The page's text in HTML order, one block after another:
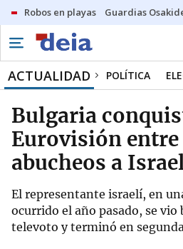
Robos en playas Guardias
ACTUALIDAD POLÍTICA
Bulgaria
Eurovisión
abucheos a
El representante israelí, en
ocurrido el año pasado, se
televoto y terminó en